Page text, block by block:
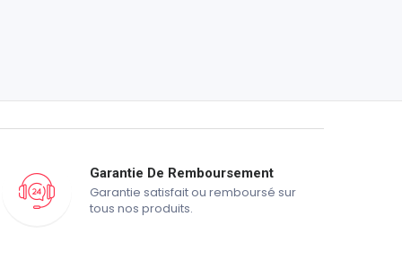
Garantie De Remboursement
Garantie satisfait ou remboursé sur
tous nos produits.